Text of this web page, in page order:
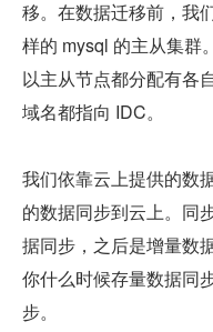
移。在数据迁移前，我
样的 mysql 的主从集群
以主从节点都分配有各
域名都指向 IDC。
我们依靠云上提供的数
的数据同步到云上。同
据同步，之后是增量数
你什么时候存量数据同
步。